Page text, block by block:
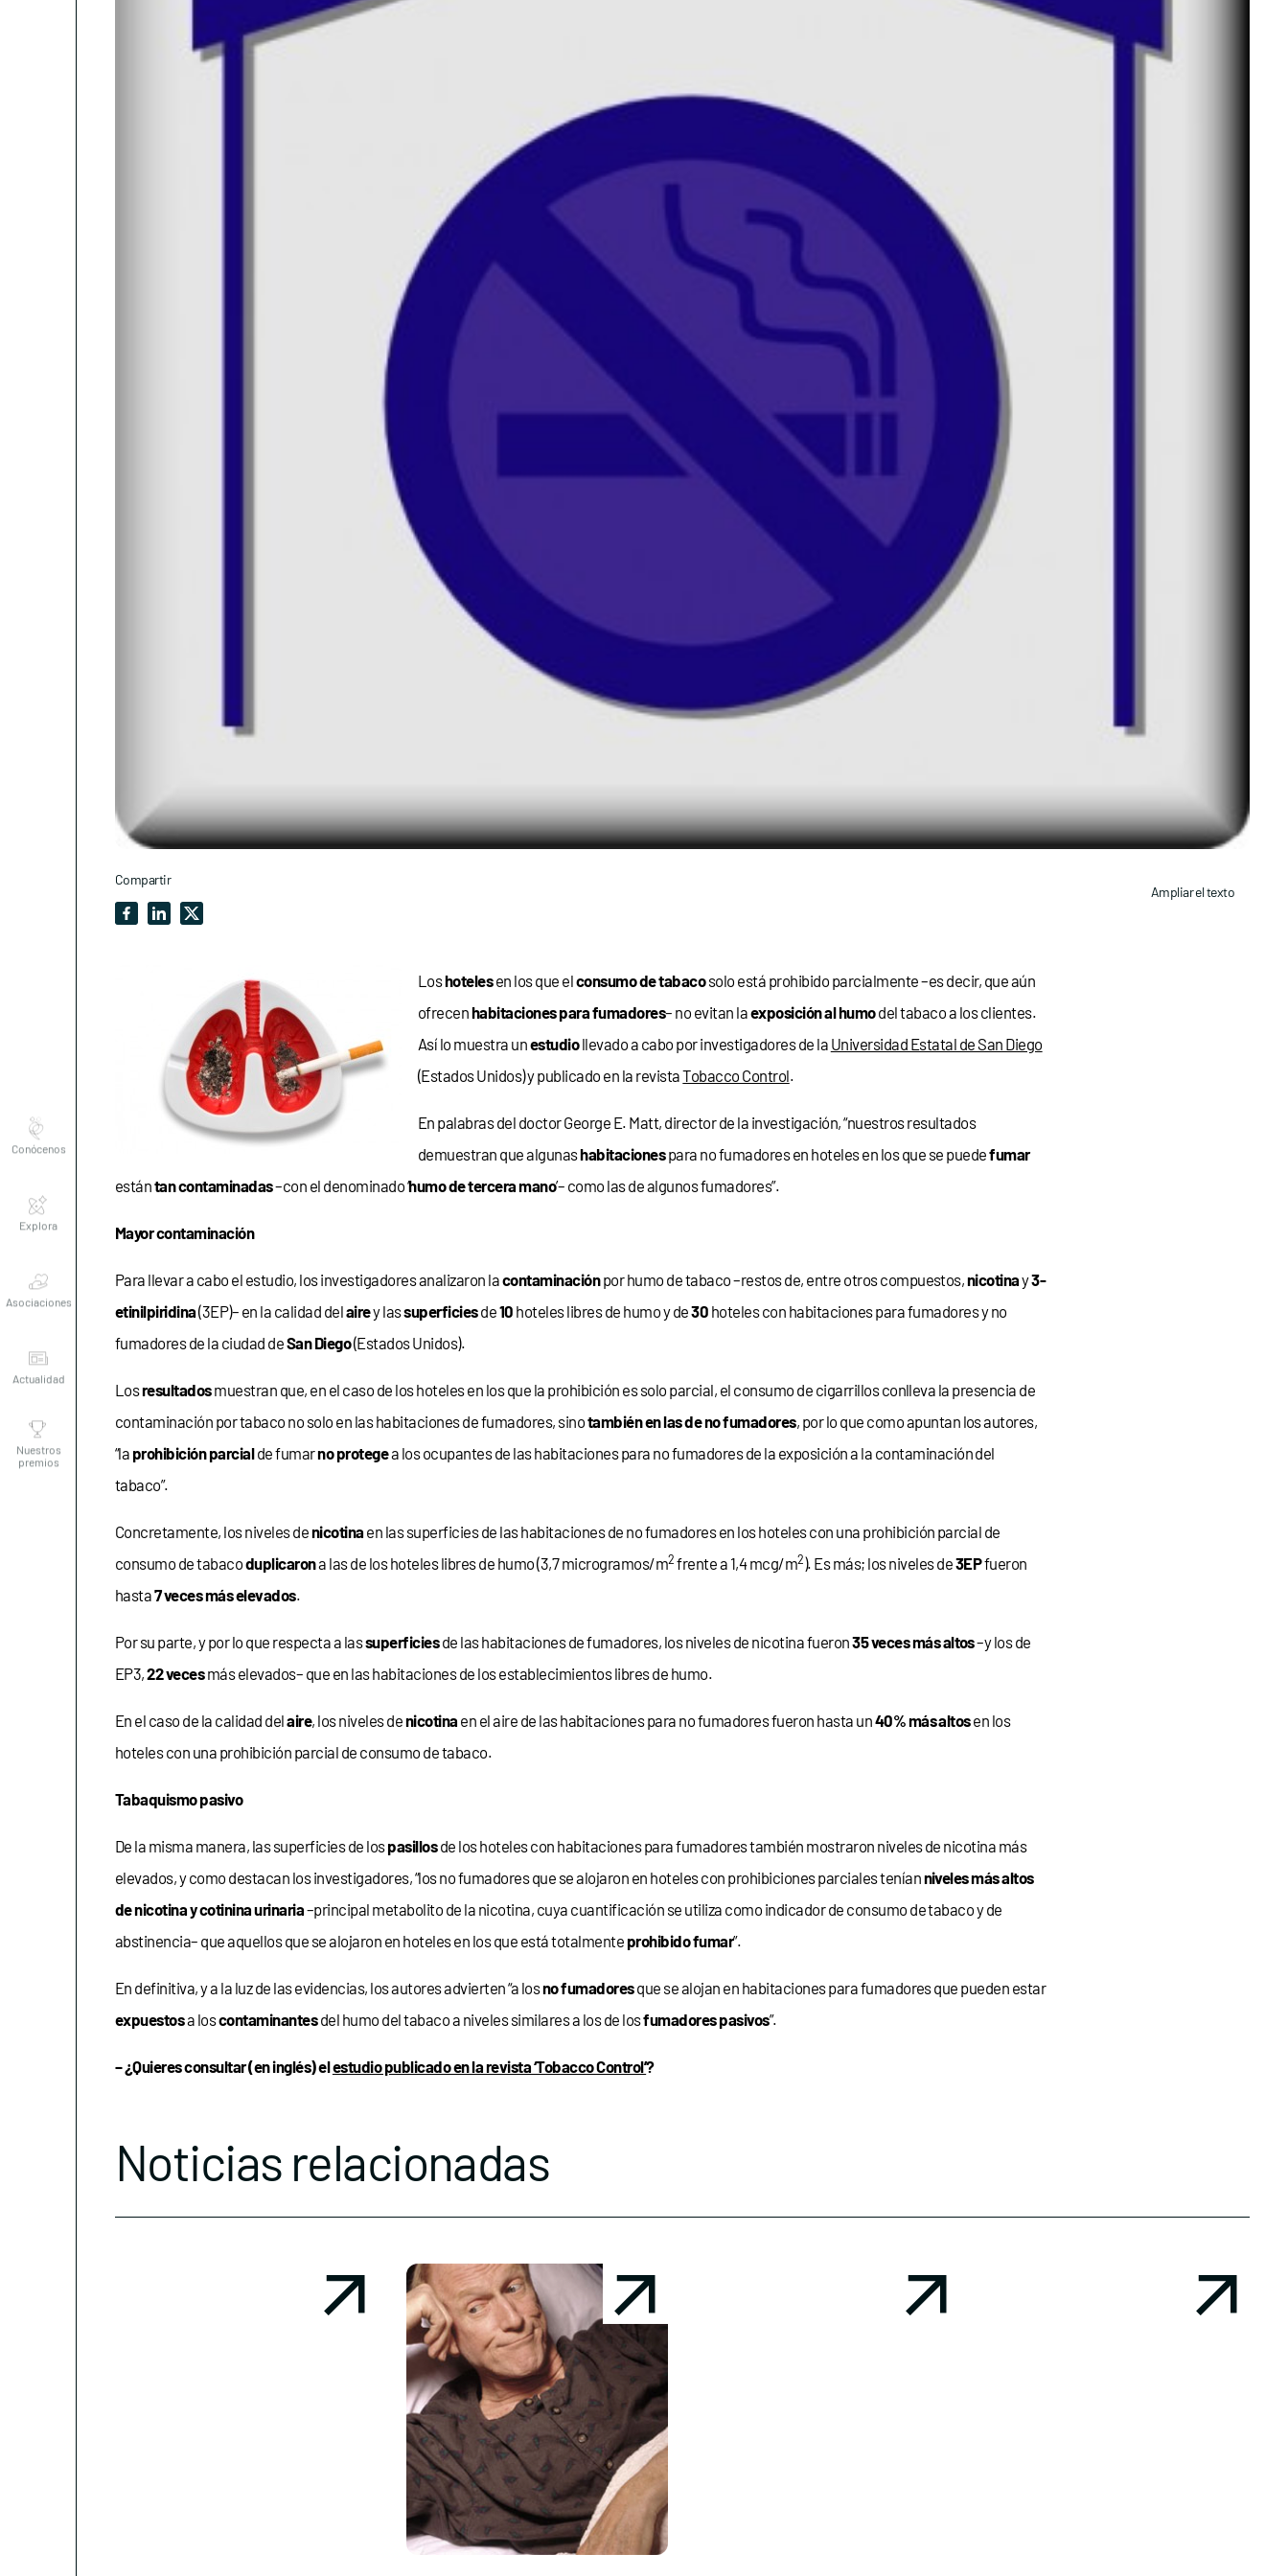
premios
Compartir
Ampliar el texto
Loshotelesen los que elconsumo de tabacosolo está prohibido parcialmente –es decir, que aún
ofrecenhabitaciones para fumadores– no evitan laexposición al humodel tabaco a los clientes.
Así lo muestra unestudiollevado a cabo por investigadores de la Universidad Estatal de San Diego
(Estados Unidos) y publicado en la revistaTobacco Control.
En palabras del doctor George E. Matt, director de la investigación, “nuestros resultados
demuestran que algunashabitacionespara no fumadores en hoteles en los que se puedefumar
estántan contaminadas–con el denominado ‘humo de tercera mano’– como las de algunos fumadores”.
Mayor contaminación
Para llevar a cabo el estudio, los investigadores analizaron lacontaminaciónpor humo de tabaco –restos de, entre otros compuestos,nicotinay3-
etinilpiridina(3EP)– en la calidad delairey lassuperficiesde10 hoteles libres de humo y de30 hoteles con habitaciones para fumadores y no
fumadores de la ciudad deSan Diego(Estados Unidos).
Losresultadosmuestran que, en el caso de los hoteles en los que la prohibición es solo parcial, el consumo de cigarrillos conlleva la presencia de
contaminación por tabaco no solo en las habitaciones de fumadores, sinotambién en las de no fumadores, por lo que como apuntan los autores,
“la prohibición parcialde fumarno protegea los ocupantes de las habitaciones para no fumadores de la exposición a la contaminación del
tabaco”.
Concretamente, los niveles denicotina en las superficies de las habitaciones de no fumadores en los hoteles con una prohibición parcial de
consumo de tabacoduplicarona las de los hoteles libres de humo (3,7 microgramos/m2frente a 1,4 mcg/m2). Es más; los niveles de3EPfueron
hasta7 veces más elevados.
Por su parte, y por lo que respecta a lassuperficiesde las habitaciones de fumadores, los niveles de nicotina fueron35 veces más altos–y los de
EP3,22 vecesmás elevados– que en las habitaciones de los establecimientos libres de humo.
En el caso de la calidad delaire, los niveles denicotina en el aire de las habitaciones para no fumadores fueron hasta un40% más altosen los
hoteles con una prohibición parcial de consumo de tabaco.
Tabaquismo pasivo
De la misma manera, las superficies de lospasillosde los hoteles con habitaciones para fumadores también mostraron niveles de nicotina más
elevados, y como destacan los investigadores, “los no fumadores que se alojaron en hoteles con prohibiciones parciales teníanniveles más altos
de nicotina y cotinina urinaria–principal metabolito de la nicotina, cuya cuantificación se utiliza como indicador de consumo de tabaco y de
abstinencia– que aquellos que se alojaron en hoteles en los que está totalmente prohibido fumar”.
En definitiva, y a la luz de las evidencias, los autores advierten “a losno fumadoresque se alojan en habitaciones para fumadores que pueden estar
expuestosa loscontaminantesdel humo del tabaco a niveles similares a los de losfumadores pasivos”.
– ¿Quieres consultar (en inglés) elestudio publicado en la revista ‘Tobacco Control’?
Noticias relacionadas